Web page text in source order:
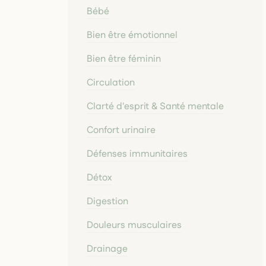
Bébé
Bien être émotionnel
Bien être féminin
Circulation
Clarté d'esprit & Santé mentale
Confort urinaire
Défenses immunitaires
Détox
Digestion
Douleurs musculaires
Drainage